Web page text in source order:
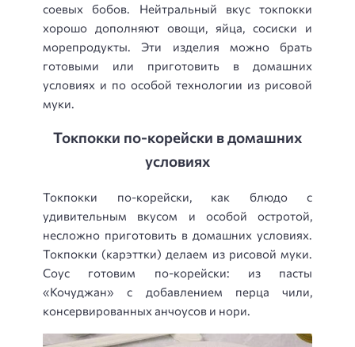
соевых бобов. Нейтральный вкус токпокки
хорошо дополняют овощи, яйца, сосиски и
морепродукты. Эти изделия можно брать
готовыми или приготовить в домашних
условиях и по особой технологии из рисовой
муки.
Токпокки по-корейски в домашних
условиях
Токпокки по-корейски, как блюдо с
удивительным вкусом и особой остротой,
несложно приготовить в домашних условиях.
Токпокки (карэттки) делаем из рисовой муки.
Соус готовим по-корейски: из пасты
«Кочуджан» с добавлением перца чили,
консервированных анчоусов и нори.